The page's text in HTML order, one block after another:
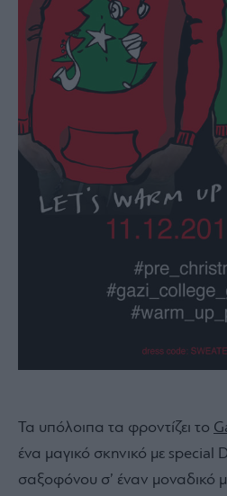
Τα υπόλοιπα τα φροντίζει το
ένα μαγικό σκηνικό με special
σαξοφόνου σ’ έναν μοναδικό